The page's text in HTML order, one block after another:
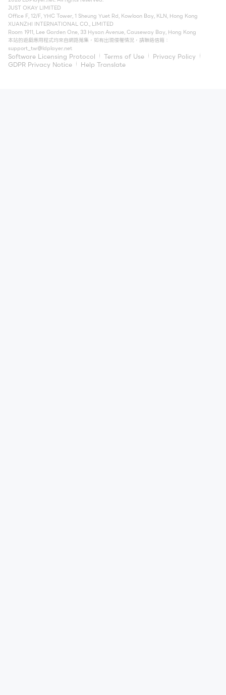
JUST OKAY LIMITED
Office F, 12/F, YHC Tower, 1 Sheung Yuet Rd, Kowloon Bay, KLN, Hong Kong
XUANZHI INTERNATIONAL CO., LIMITED
Room 1911, Lee Garden One, 33 Hysan Avenue, Causeway Bay, Hong Kong
本站的遊戲應用程式均來自網路蒐集，如有出現侵權情況，請聯絡信箱：
support_tw@ldplayer.net
Software Licensing Protocol Terms of Use
Privacy Policy
GDPR Privacy Notice
Help Translate